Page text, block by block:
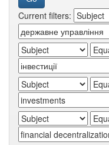
Current filters: